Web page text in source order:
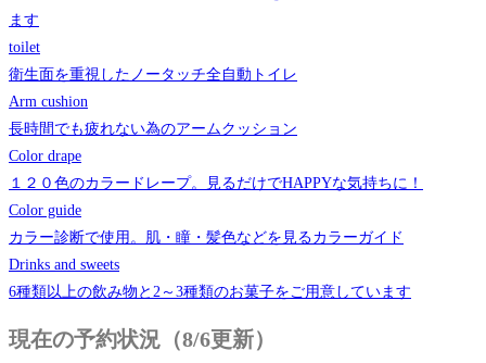
ます
toilet
衛生面を重視したノータッチ全自動トイレ
Arm cushion
長時間でも疲れない為のアームクッション
Color drape
１２０色のカラードレープ。見るだけでHAPPYな気持ちに！
Color guide
カラー診断で使用。肌・瞳・髪色などを見るカラーガイド
Drinks and sweets
6種類以上の飲み物と2～3種類のお菓子をご用意しています
現在の予約状況（8/6更新）